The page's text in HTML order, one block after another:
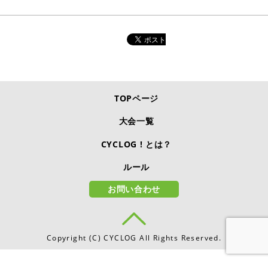
TOPページ
大会一覧
CYCLOG ! とは？
ルール
お問い合わせ
Copyright (C) CYCLOG All Rights Reserved.